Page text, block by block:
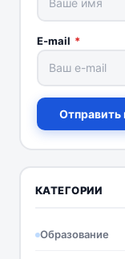
E-mail *
КАТЕГОРИИ
Образование